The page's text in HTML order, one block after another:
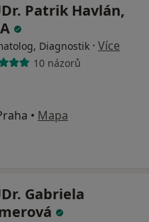
Patrik Havlán,
Diagnostik · Více
10 názorů
• Mapa
Gabriela